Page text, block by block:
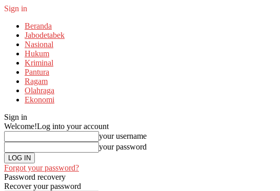
Sign in
Beranda
Jabodetabek
Nasional
Hukum
Kriminal
Pantura
Ragam
Olahraga
Ekonomi
Sign in
Welcome!Log into your account
your username
your password
Forgot your password?
Password recovery
Recover your password